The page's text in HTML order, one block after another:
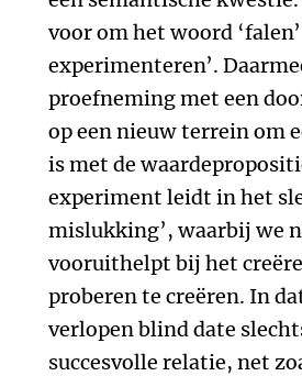
voor om het woord
experimenteren’.
proefneming met een
op een nieuw terrein om
is met de
experiment leidt in het
mislukking’, waarbij we
vooruithelpt bij het
proberen te creëren. In
verlopen blind date
succesvolle relatie, net